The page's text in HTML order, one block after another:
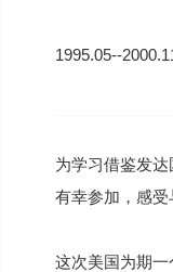
1995.05--
为学习借鉴发
有幸参加，感受
这次美国为期